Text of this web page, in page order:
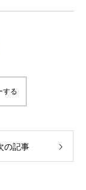
する
の記事